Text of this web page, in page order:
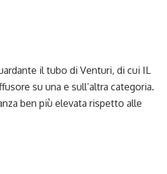
il tubo di Venturi, di cui IL
su una e sull’altra categoria.
ben più elevata rispetto alle